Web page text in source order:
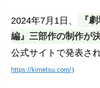
2024年7月1日、
『
編』三部作の制作が
公式サイトで発表さ
https://kimetsu.com/）